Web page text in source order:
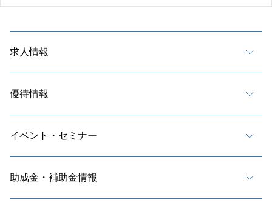
求人情報
優待情報
イベント・セミナー
助成金・補助金情報